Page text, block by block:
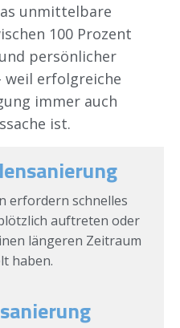
unmittelbare
100 Prozent
persönlicher
weil erfolgreiche
immer auch
ist.
erfordern schnelles
auftreten oder
längeren Zeitraum
haben.